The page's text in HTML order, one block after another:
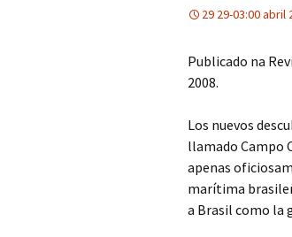
29 29-03:00 abril
Publicado na
2008.
Los nuevos
llamado Campo
apenas
marítima
a Brasil como la